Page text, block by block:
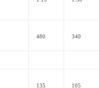
480 340
135 105